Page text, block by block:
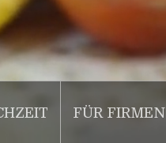
FÜR FIRMEN